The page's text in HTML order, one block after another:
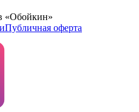
«Обойкин»
Публичная оферта